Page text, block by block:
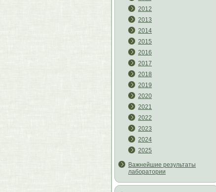
2012
2013
2014
2015
2016
2017
2018
2019
2020
2021
2022
2023
2024
2025
Важнейшие результаты
лаборатории